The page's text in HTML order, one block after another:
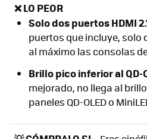
❌ LO PEOR
Solo dos puertos HDMI
puertos que incluye, solo
al máximo las consolas
Brillo pico inferior al QD-
mejorado, no llega al
paneles QD-OLED o